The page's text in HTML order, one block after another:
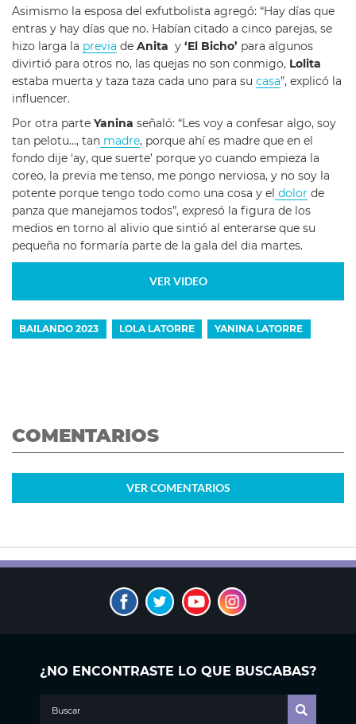
Asimismo la esposa del exfutbolista agregó: “Hay días que
entras y hay días que no. Habían citado a cinco parejas, se
hizo larga la previa de Anita y ‘El Bicho’ para algunos
divirtió para otros no, las quejas no son conmigo, Lolita
estaba muerta y taza taza cada uno para su casa”, explicó la
influencer.
Por otra parte Yanina señaló: “Les voy a confesar algo, soy
tan pelotu…, tan madre, porque ahí es madre que en el
fondo dije ‘ay, que suerte’ porque yo cuando empieza la
coreo, la previa me tenso, me pongo nerviosa, y no soy la
potente porque tengo todo como una cosa y el dolor de
panza que manejamos todos”, expresó la figura de los
medios en torno al alivio que sintió al enterarse que su
pequeña no formaría parte de la gala del dia martes.
VER VIDEO
BAILANDO 2023 LOLA LATORRE YANINA LATORRE
COMENTARIOS
VER COMENTARIOS
¿NO ENCONTRASTE LO QUE BUSCABAS?